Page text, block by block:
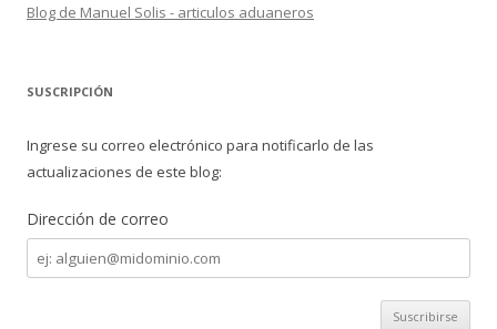
Blog de Manuel Solis - articulos aduaneros
SUSCRIPCIÓN
Ingrese su correo electrónico para notificarlo de las
actualizaciones de este blog:
Dirección de correo
Dirección
de
correo